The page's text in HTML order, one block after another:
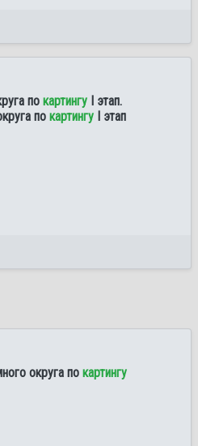
по картингу I этап.
по картингу I этап
округа по картингу